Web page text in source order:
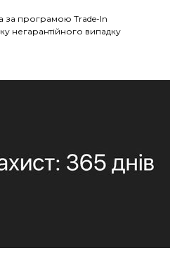
за програмою Trade-In
негарантійного випадку